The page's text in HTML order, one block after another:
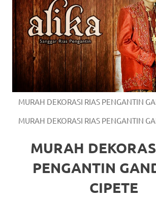
these
guys
https://
his
comment
here
replica
watches.
MURAH DEKORASI RIAS PENGANTIN
MURAH DEKORASI RIAS PENGANTIN
MURAH
PENGANTIN
CIPETE